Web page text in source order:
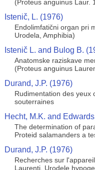
(Proteus anguinus Laur.
Istenič, L. (1976)
Endolimfatični organ pri
Urodela, Amphibia)
Istenič L. and Bulog B.
Anatomske raziskave
(Proteus anguinus
Durand, J.P. (1976)
Rudimentation des yeux
souterraines
Hecht, M.K. and
The determination of
Proteid salamanders a
Durand, J.P. (1976)
Recherches sur
Laurenti, Urodele hypoge